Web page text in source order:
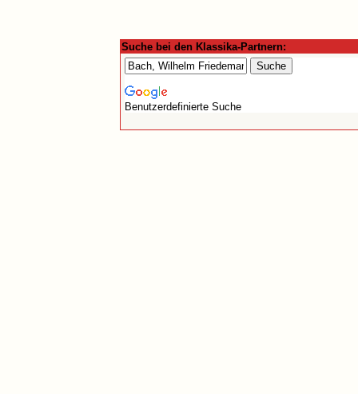
Suche bei den Klassika-Partnern:
Benutzerdefinierte Suche